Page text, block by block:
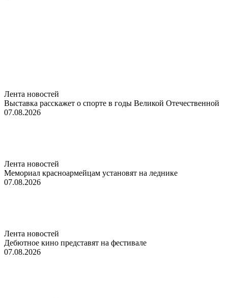
Лента новостей
Выставка расскажет о спорте в годы Великой Отечественной
07.08.2026
Лента новостей
Мемориал красноармейцам установят на леднике
07.08.2026
Лента новостей
Дебютное кино представят на фестивале
07.08.2026